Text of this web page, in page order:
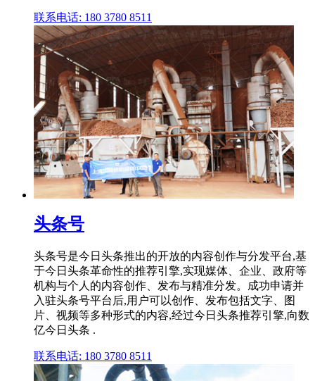
联系电话: 180 3780 8511
头条号
头条号是今日头条推出的开放的内容创作与分发平台,基
于今日头条革命性的推荐引擎,实现媒体、企业、政府等
机构与个人的内容创作、发布与精准分发。成功申请并
入驻头条号平台后,用户可以创作、发布包括文字、图
片、视频等多种形式的内容,经过今日头条推荐引擎,向数
亿今日头条 .
联系电话: 180 3780 8511